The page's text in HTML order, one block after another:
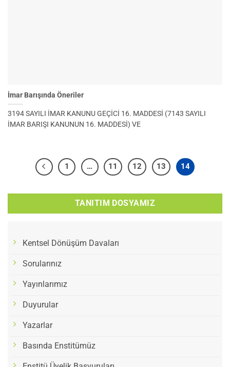
İmar Barışında Öneriler
3194 SAYILI İMAR KANUNU GEÇİCİ 16. MADDESİ (7143 SAYILI
İMAR BARIŞI KANUNUN 16. MADDESİ) VE
1 … 11 12 13 14
TANITIM DOSYAMIZ
Kentsel Dönüşüm Davaları
Sorularınız
Yayınlarımız
Duyurular
Yazarlar
Basında Enstitümüz